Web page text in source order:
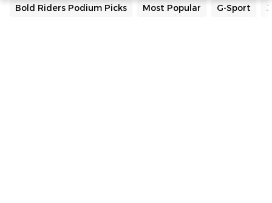
Bold Riders Podium Picks
Most Popular G-Sport